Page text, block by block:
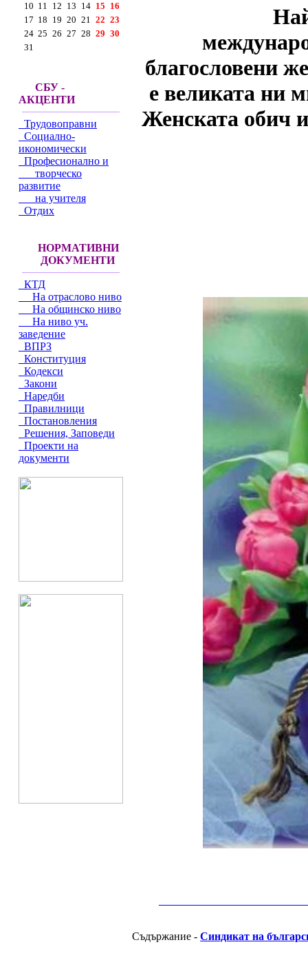
10 11 12 13 14 15 16
17 18 19 20 21 22 23
24 25 26 27 28 29 30
31
СБУ -
АКЦЕНТИ
Трудовоправни
Социално-
икономически
Професионално и
творческо
развитие
на учителя
Отдих
НОРМАТИВНИ
ДОКУМЕНТИ
КТД
На отраслово ниво
На общинско ниво
На ниво уч.
заведение
ВПРЗ
Конституция
Кодекси
Закони
Наредби
Правилници
Постановления
Решения, Заповеди
Проекти на
документи
благословени
е великата ни
Женската обич
Съдържание - Синдикат на